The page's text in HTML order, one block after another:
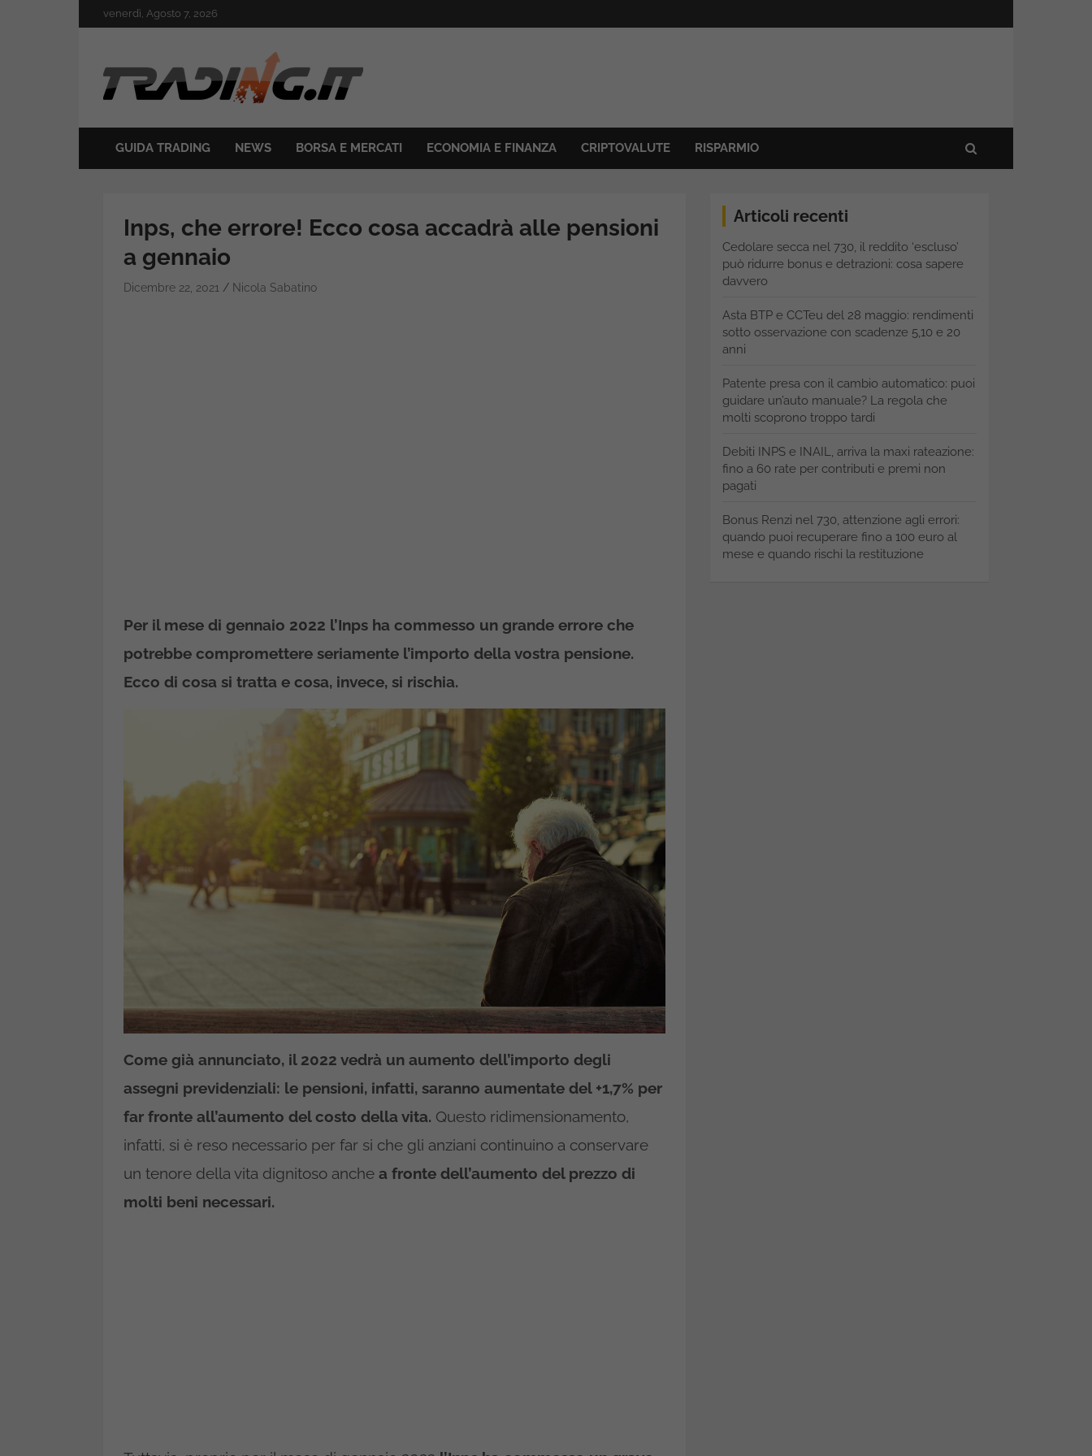
to
venerdì, Agosto 7, 2026
Trading.it
GUIDA TRADING NEWS BORSA E MERCATI ECONOMIA E FINANZA CRIPTOVALUTE RISPARMIO
Inps, che errore! Ecco cosa accadrà alle pensioni
a gennaio
Dicembre 22, 2021 Nicola Sabatino
Per il mese di gennaio 2022 l’Inps ha commesso un grande errore che
potrebbe compromettere seriamente l’importo della vostra pensione.
Ecco di cosa si tratta e cosa, invece, si rischia.
Come già annunciato, il 2022 vedrà un aumento dell’importo degli
assegni previdenziali: le pensioni, infatti, saranno aumentate del +1,7% per
far fronte all’aumento del costo della vita. Questo ridimensionamento,
infatti, si è reso necessario per far si che gli anziani continuino a conservare
un tenore della vita dignitoso anche a fronte dell’aumento del prezzo di
molti beni necessari.
Articoli recenti
Cedolare secca nel 730, il reddito ‘escluso’
può ridurre bonus e detrazioni: cosa sapere
davvero
Asta BTP e CCTeu del 28 maggio: rendimenti
sotto osservazione con scadenze 5,10 e 20
anni
Patente presa con il cambio automatico: puoi
guidare un’auto manuale? La regola che
molti scoprono troppo tardi
Debiti INPS e INAIL, arriva la maxi rateazione:
fino a 60 rate per contributi e premi non
pagati
Bonus Renzi nel 730, attenzione agli errori:
quando puoi recuperare fino a 100 euro al
mese e quando rischi la restituzione